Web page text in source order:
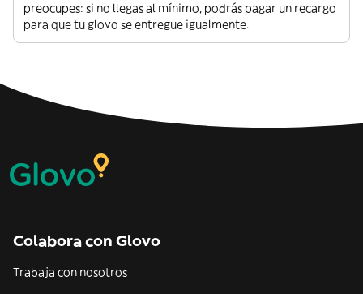
preocupes: si no llegas al mínimo, podrás pagar un recargo
para que tu glovo se entregue igualmente.
Colabora con Glovo
Trabaja con nosotros